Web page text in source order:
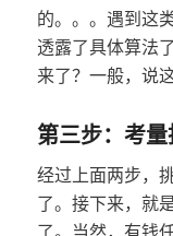
的。。。遇到这
透露了具体算法
来了？一般，说
第三步：考量
经过上面两步，
了。接下来，就